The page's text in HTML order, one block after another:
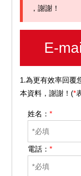
，謝謝！
E-
1.為更有效率回覆
本資料，謝謝！(*
姓名： *
電話： *